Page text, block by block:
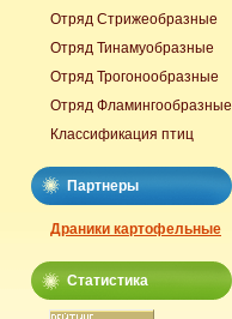
Отряд Стрижеобразные
Отряд Тинамуобразные
Отряд Трогонообразные
Отряд Фламингообразные
Классификация птиц
Партнеры
Драники картофельные
Статистика